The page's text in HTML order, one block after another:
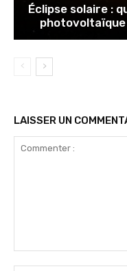
Éclipse solaire :
photovoltaïque
LAISSER UN